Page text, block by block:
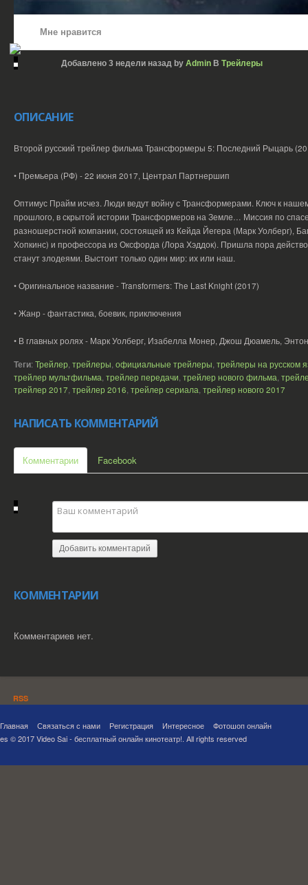
Мне нравится
Добавлено 3 недели назадby AdminВ Трейлеры
ОПИСАНИЕ
Второй русский трейлер фильма Трансформеры 5: Последний Рыцарь
• Премьера (РФ) - 22 июня 2017, Централ Партнершип
Оптимус Прайм исчез. Люди ведут войну с Трансформерами. Ключ к
прошлого, в скрытой истории Трансформеров на Земле… Миссия по
разношерстной компании, состоящей из Кейда Йегера (Марк Уолберг),
Хопкинс) и профессора из Оксфорда (Лора Хэддок). Пришла пора
станут злодеями. Выстоит только один мир: их или наш.
• Оригинальное название - Transformers: The Last Knight (2017)
• Жанр - фантастика, боевик, приключения
• В главных ролях - Марк Уолберг, Изабелла Монер, Джош Дюамель,
Теги: Трейлер трейлеры официальные трейлеры трейлеры на русском
трейлер мультфильма трейлер передачи трейлер нового фильма
трейлер 2017 трейлер 2016 трейлер сериала трейлер нового 2017
НАПИСАТЬ КОММЕНТАРИЙ
Комментарии Facebook
Добавить комментарий
КОММЕНТАРИИ
Комментариев нет.
RSS
Главная Связаться с нами Регистрация Интересное
Фотошоп онлайн
es © 2017 Video Sai - бесплатный онлайн кинотеатр!. All rights reserved